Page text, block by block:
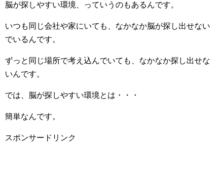
脳が探しやすい環境、っていうのもあるんです。
いつも同じ会社や家にいても、なかなか脳が探し出せない
でいるんです。
ずっと同じ場所で考え込んでいても、なかなか探し出せな
いんです。
では、脳が探しやすい環境とは・・・
簡単なんです。
スポンサードリンク